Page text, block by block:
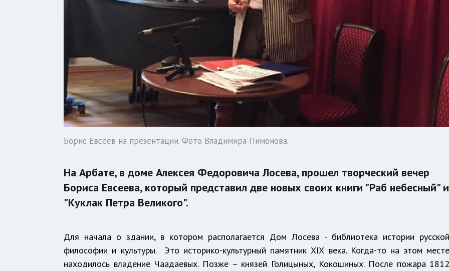
Борис Евсеев на презентации. Фото Владимира Пимонова.
На Арбате, в доме Алексея Федоровича Лосева, прошел творческий вечер
Бориса Евсеева, который представил две новых своих книги "Раб небесный" и
"Куклак Петра Великого".
Для начала о здании, в котором располагается Дом Лосева - библиотека истории
философии и культуры. Это историко-культурный памятник ХIХ века. Когда-то на этом
находилось владение Чаадаевых. Позже – князей Голицыных, Кокошиных. После пожара